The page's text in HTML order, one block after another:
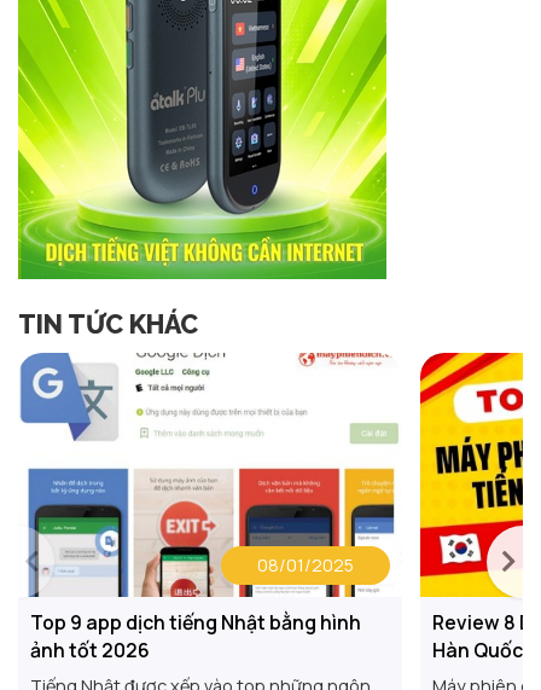
TIN TỨC KHÁC
08/01/2025
Top 9 app dịch tiếng Nhật bằng hình
ảnh tốt 2026
Review 8
Hàn Quốc